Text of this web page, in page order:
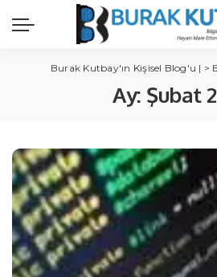
Burak Kutbay'ın Kişisel Blog'u | >
Ay: Şubat